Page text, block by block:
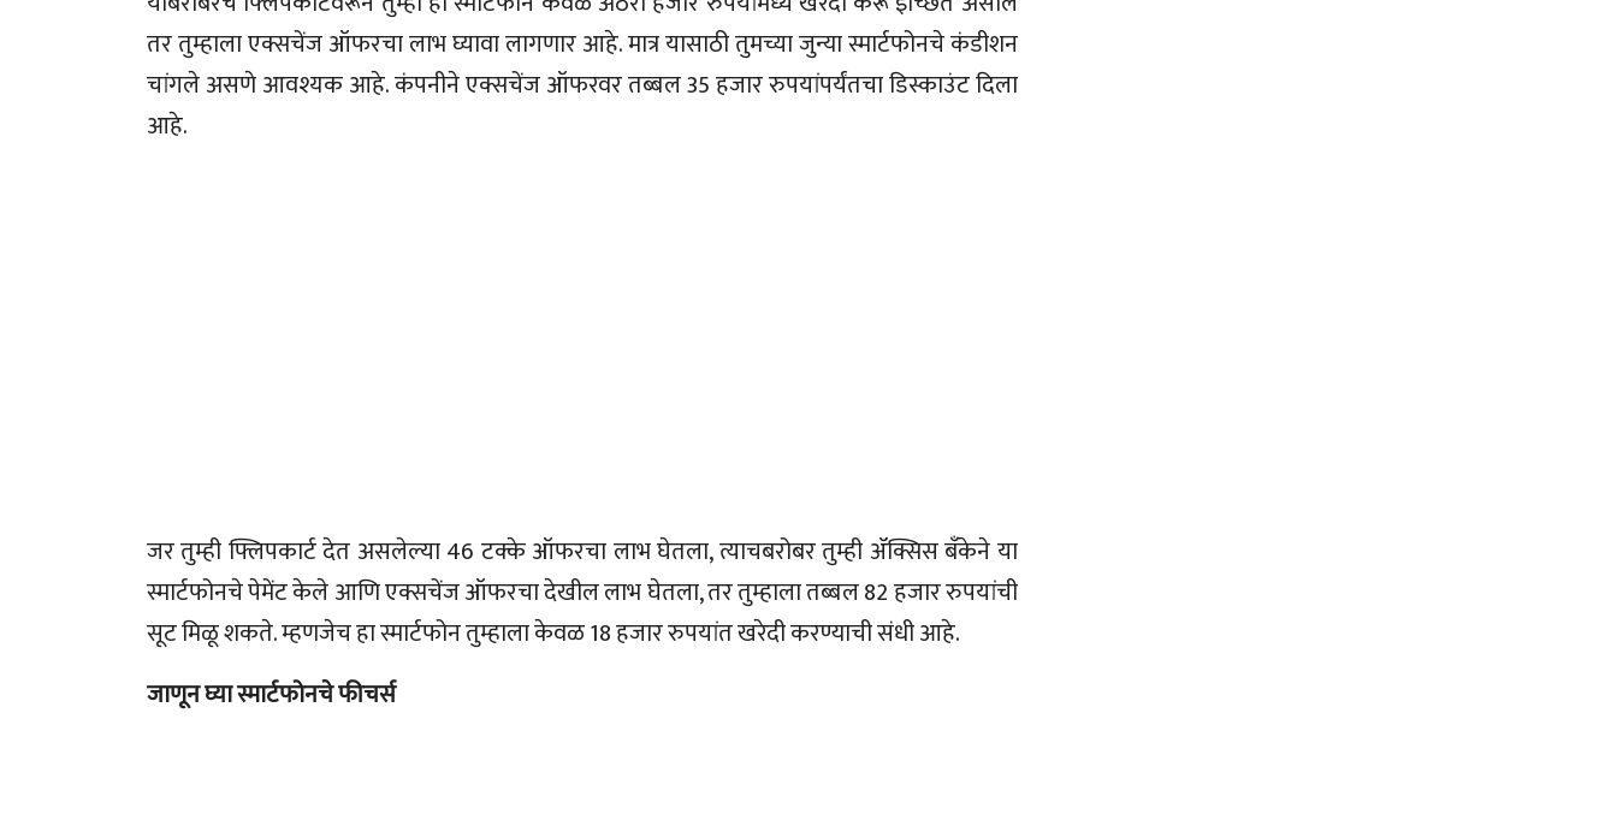
तर तुम्हाला एक्सचेंज ऑफरचा लाभ घ्यावा लागणार आहे. मात्र यासाठी तुमच्या जुन्या स्मार्टफोनचे कंडीशन
चांगले असणे आवश्यक आहे. कंपनीने एक्सचेंज ऑफरवर तब्बल 35 हजार रुपयांपर्यंतचा डिस्काउंट दिला
आहे.
जर तुम्ही फ्लिपकार्ट देत असलेल्या 46 टक्के ऑफरचा लाभ घेतला, त्याचबरोबर तुम्ही ॲक्सिस बँकेने या
स्मार्टफोनचे पेमेंट केले आणि एक्सचेंज ऑफरचा देखील लाभ घेतला, तर तुम्हाला तब्बल 82 हजार रुपयांची
सूट मिळू शकते. म्हणजेच हा स्मार्टफोन तुम्हाला केवळ 18 हजार रुपयांत खरेदी करण्याची संधी आहे.
जाणून घ्या स्मार्टफोनचे फीचर्स